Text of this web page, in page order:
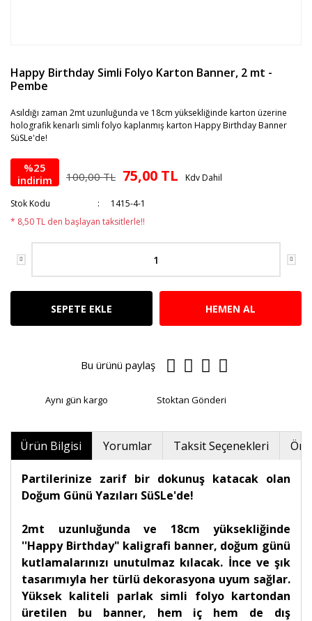
Happy Birthday Simli Folyo Karton Banner, 2 mt -
Pembe
Asıldığı zaman 2mt uzunluğunda ve 18cm yüksekliğinde karton üzerine
holografik kenarlı simli folyo kaplanmış karton Happy Birthday Banner
SüSLe'de!
%25
indirim
100,00 TL 75,00 TL Kdv Dahil
Stok Kodu
1415-4-1
* 8,50 TL den başlayan taksitlerle!!
SEPETE EKLE HEMEN AL
Bu ürünü paylaş
Aynı gün kargo Stoktan Gönderi
Ürün Bilgisi Yorumlar Taksit Seçenekleri
Partilerinize zarif bir dokunuş katacak olan
Doğum Günü Yazıları SüSLe'de!
2mt uzunluğunda ve 18cm yüksekliğinde
''Happy Birthday" kaligrafi banner, doğum günü
kutlamalarınızı unutulmaz kılacak. İnce ve şık
tasarımıyla her türlü dekorasyona uyum sağlar.
Yüksek kaliteli parlak simli folyo kartondan
üretilen bu banner, hem iç hem de dış